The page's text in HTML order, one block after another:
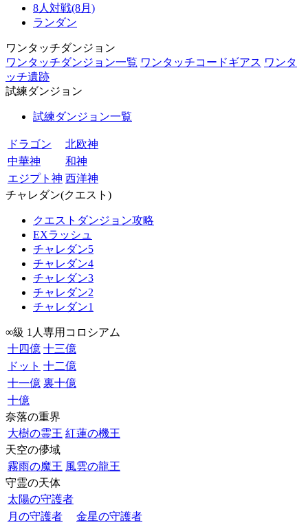
8人対戦(8月)
ランダン
ワンタッチダンジョン
ワンタッチダンジョン一覧 ワンタッチコードギアス ワンタ
ッチ遺跡
試練ダンジョン
試練ダンジョン一覧
ドラゴン
北欧神
中華神
和神
エジプト神 西洋神
チャレダン(クエスト)
クエストダンジョン攻略
EXラッシュ
チャレダン5
チャレダン4
チャレダン3
チャレダン2
チャレダン1
∞級 1人専用コロシアム
十四億 十三億
ドット 十二億
十一億 裏十億
十億
奈落の重界
大樹の霊王 紅蓮の機王
天空の儚域
霧雨の魔王 風雲の龍王
守霊の天体
太陽の守護者
月の守護者
金星の守護者